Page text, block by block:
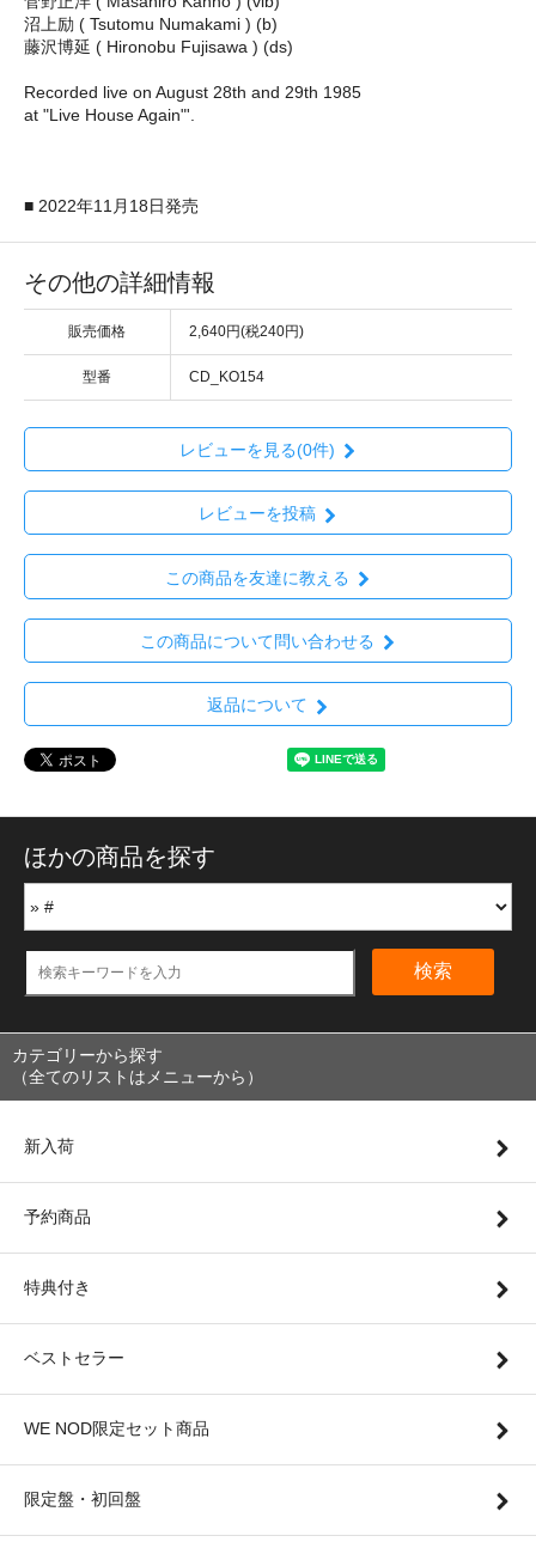
沼上励 ( Tsutomu Numakami ) (b)
藤沢博延 ( Hironobu Fujisawa ) (ds)
Recorded live on August 28th and 29th 1985
at "Live House Again"'.
■ 2022年11月18日発売
その他の詳細情報
販売価格 2,640円(税240円)
型番 CD_KO154
レビューを見る(0件)
レビューを投稿
この商品を友達に教える
この商品について問い合わせる
返品について
ほかの商品を探す
検索
カテゴリーから探す
（全てのリストはメニューから）
新入荷
予約商品
特典付き
ベストセラー
WE NOD限定セット商品
限定盤・初回盤